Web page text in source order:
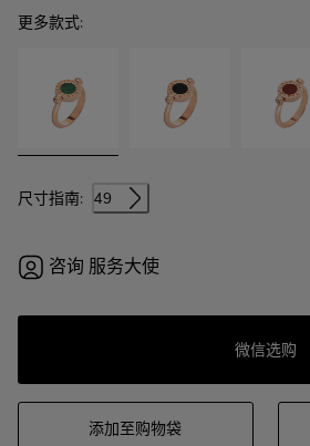
更多款式:
尺寸指南: 49
咨询 服务大使
微信选购
添加至购物袋